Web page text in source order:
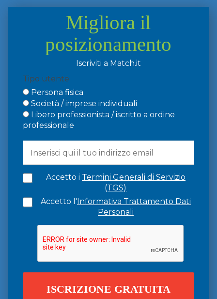
Migliora il
posizionamento
Iscriviti a Match.it
Tipo utente
Persona fisica
Società / imprese individuali
Libero professionista / iscritto a ordine
professionale
Accetto i Termini Generali di Servizio
(TGS)
Accetto l'Informativa Trattamento Dati
Personali